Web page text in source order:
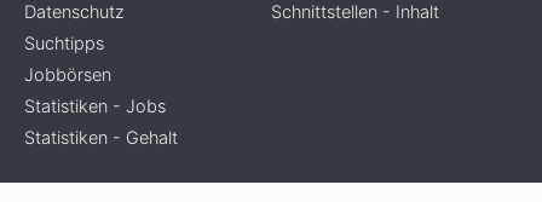
Datenschutz
Suchtipps
Jobbörsen
Statistiken - Jobs
Statistiken - Gehalt
Schnittstellen - Inhalt